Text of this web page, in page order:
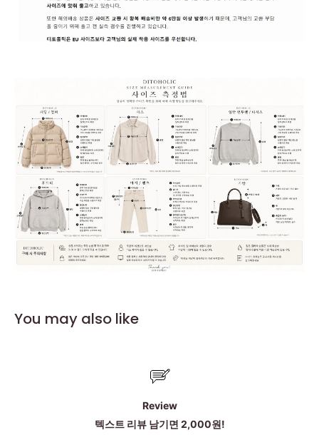
You may also like
Review
텍스트 리뷰 남기면 2,000원!